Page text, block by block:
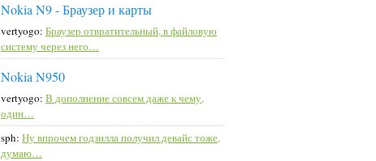
Nokia N9 - Браузер и карты
vertyogo: Браузер отвратительный, в файловую
систему через него…
Nokia N950
vertyogo: В дополнение совсем даже к чему,
один…
sph: Ну впрочем годзилла получил девайс тоже,
думаю…